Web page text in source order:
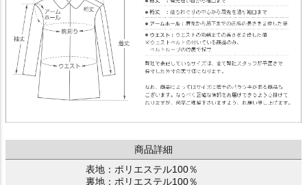
商品詳細
表地：ポリエステル100％
裏地：ポリエステル100％